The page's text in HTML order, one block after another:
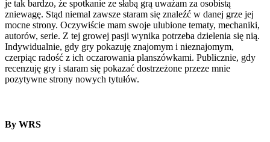
je tak bardzo, że spotkanie ze słabą grą uważam za osobistą
zniewagę. Stąd niemal zawsze staram się znaleźć w danej grze jej
mocne strony. Oczywiście mam swoje ulubione tematy, mechaniki,
autorów, serie. Z tej growej pasji wynika potrzeba dzielenia się nią.
Indywidualnie, gdy gry pokazuję znajomym i nieznajomym,
czerpiąc radość z ich oczarowania planszówkami. Publicznie, gdy
recenzuję gry i staram się pokazać dostrzeżone przeze mnie
pozytywne strony nowych tytułów.
By WRS